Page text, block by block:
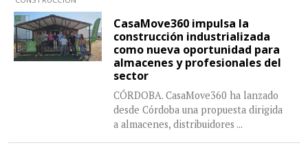
CasaMove360 impulsa la
construcción industrializada
como nueva oportunidad para
almacenes y profesionales del
sector
CÓRDOBA. CasaMove360 ha lanzado
desde Córdoba una propuesta dirigida
a almacenes, distribuidores ...